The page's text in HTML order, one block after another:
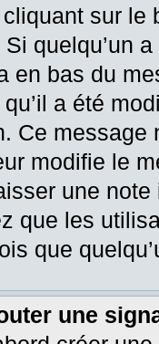
sur le
quelqu’un
en bas du
a été
Ce message
modifie le
une
que les
que
une